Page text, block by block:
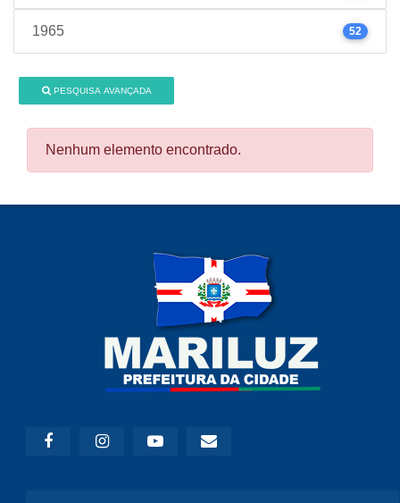
1965 52
PESQUISA AVANÇADA
Nenhum elemento encontrado.